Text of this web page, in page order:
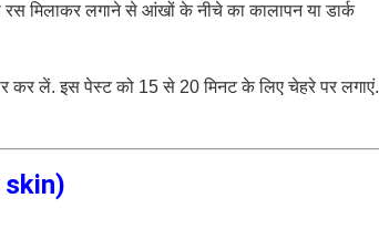
मिलाकर लगाने से आंखों के नीचे का कालापन या डार्क
कर लें. इस पेस्ट को 15 से 20 मिनट के लिए चेहरे पर लगाएं.
skin)